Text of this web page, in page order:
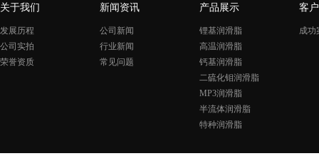
关于我们
发展历程
公司实拍
荣誉资质
新闻资讯
公司新闻
行业新闻
常见问题
产品展示
锂基润滑脂
高温润滑脂
钙基润滑脂
二硫化钼润滑脂
MP3润滑脂
半流体润滑脂
特种润滑脂
客
成功